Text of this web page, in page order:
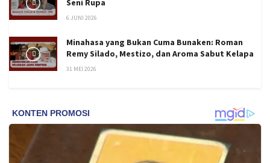
Seni Rupa
6 JUNI 2026
Minahasa yang Bukan Cuma Bunaken: Roman
Remy Silado, Mestizo, dan Aroma Sabut Kelapa
31 MEI 2026